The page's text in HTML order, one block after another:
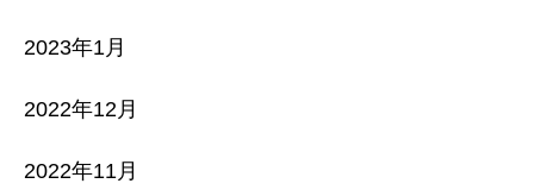
2023年1月
2022年12月
2022年11月